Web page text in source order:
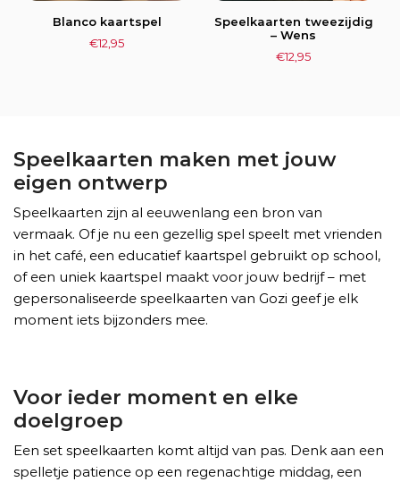
Blanco kaartspel
€12,95
Speelkaarten tweezijdig
– Wens
€12,95
Speelkaarten maken met jouw
eigen ontwerp
Speelkaarten zijn al eeuwenlang een bron van
vermaak. Of je nu een gezellig spel speelt met vrienden
in het café, een educatief kaartspel gebruikt op school,
of een uniek kaartspel maakt voor jouw bedrijf – met
gepersonaliseerde speelkaarten van Gozi geef je elk
moment iets bijzonders mee.
Voor ieder moment en elke
doelgroep
Een set speelkaarten komt altijd van pas. Denk aan een
spelletje patience op een regenachtige middag, een